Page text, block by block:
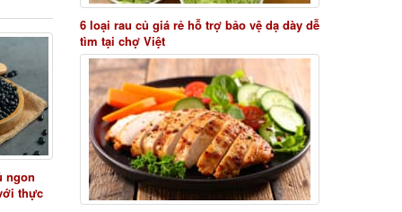
ngon
thực
6 loại rau củ giá rẻ hỗ trợ bảo vệ dạ dày dễ
tìm tại chợ Việt